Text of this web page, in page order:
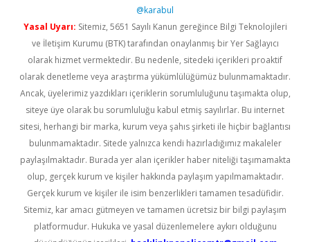
@karabul
Yasal Uyarı: Sitemiz, 5651 Sayılı Kanun gereğince Bilgi Teknolojileri
ve İletişim Kurumu (BTK) tarafından onaylanmış bir Yer Sağlayıcı
olarak hizmet vermektedir. Bu nedenle, sitedeki içerikleri proaktif
olarak denetleme veya araştırma yükümlülüğümüz bulunmamaktadır.
Ancak, üyelerimiz yazdıkları içeriklerin sorumluluğunu taşımakta olup,
siteye üye olarak bu sorumluluğu kabul etmiş sayılırlar. Bu internet
sitesi, herhangi bir marka, kurum veya şahıs şirketi ile hiçbir bağlantısı
bulunmamaktadır. Sitede yalnızca kendi hazırladığımız makaleler
paylaşılmaktadır. Burada yer alan içerikler haber niteliği taşımamakta
olup, gerçek kurum ve kişiler hakkında paylaşım yapılmamaktadır.
Gerçek kurum ve kişiler ile isim benzerlikleri tamamen tesadüfidir.
Sitemiz, kar amacı gütmeyen ve tamamen ücretsiz bir bilgi paylaşım
platformudur. Hukuka ve yasal düzenlemelere aykırı olduğunu